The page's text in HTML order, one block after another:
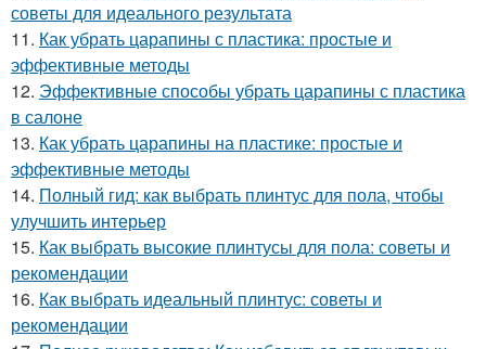
советы для идеального результата
11. Как убрать царапины с пластика: простые и
эффективные методы
12. Эффективные способы убрать царапины с пластика
в салоне
13. Как убрать царапины на пластике: простые и
эффективные методы
14. Полный гид: как выбрать плинтус для пола, чтобы
улучшить интерьер
15. Как выбрать высокие плинтусы для пола: советы и
рекомендации
16. Как выбрать идеальный плинтус: советы и
рекомендации